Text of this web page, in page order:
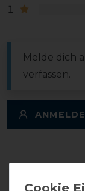
1
Melde dich
verfassen.